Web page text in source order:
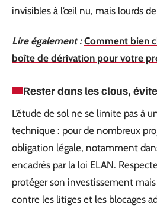
invisibles à l’œil nu, mais lourds
Lire également : Comment bien
boîte de dérivation pour votre
Rester dans les clous,
L’étude de sol ne se limite pas à
technique : pour de nombreux
obligation légale, notamment
encadrés par la loi ELAN.
protéger son investissement
contre les litiges et les blocages